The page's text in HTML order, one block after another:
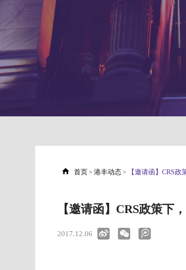
首页 > 港丰动态 > 【邀请函】CRS
【邀请函】CRS政策下
2017.12.06